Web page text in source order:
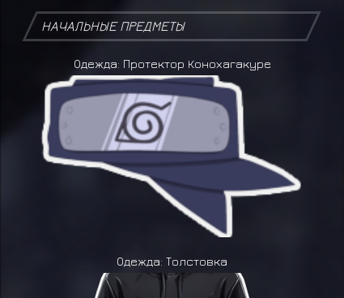
НАЧАЛЬНЫЕ ПРЕДМЕТЫ
Одежда: Протектор Конохагакуре
Одежда: Толстовка